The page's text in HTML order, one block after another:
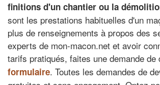
finitions d'un chantier ou la
sont les prestations habituelles d'un
plus de renseignements à propos des
experts de mon-macon.net et avoir
tarifs pratiqués, faites une demande de
formulaire. Toutes les demandes de